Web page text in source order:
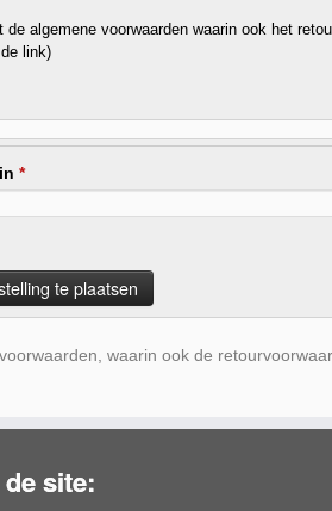
de algemene voorwaarden waarin ook het
link)
*
waarin ook de
site: